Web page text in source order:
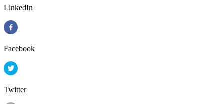
LinkedIn
Facebook
Twitter